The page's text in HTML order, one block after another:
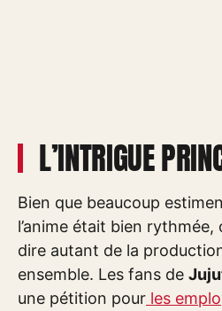
L’INTRIGUE
Bien que beaucoup
l’anime était bien
dire autant de la
ensemble. Les fans de
une pétition pour les